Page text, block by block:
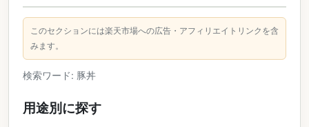
このセクションには楽天市場への広告・アフィリエイトリンクを含
みます。
検索ワード: 豚丼
用途別に探す